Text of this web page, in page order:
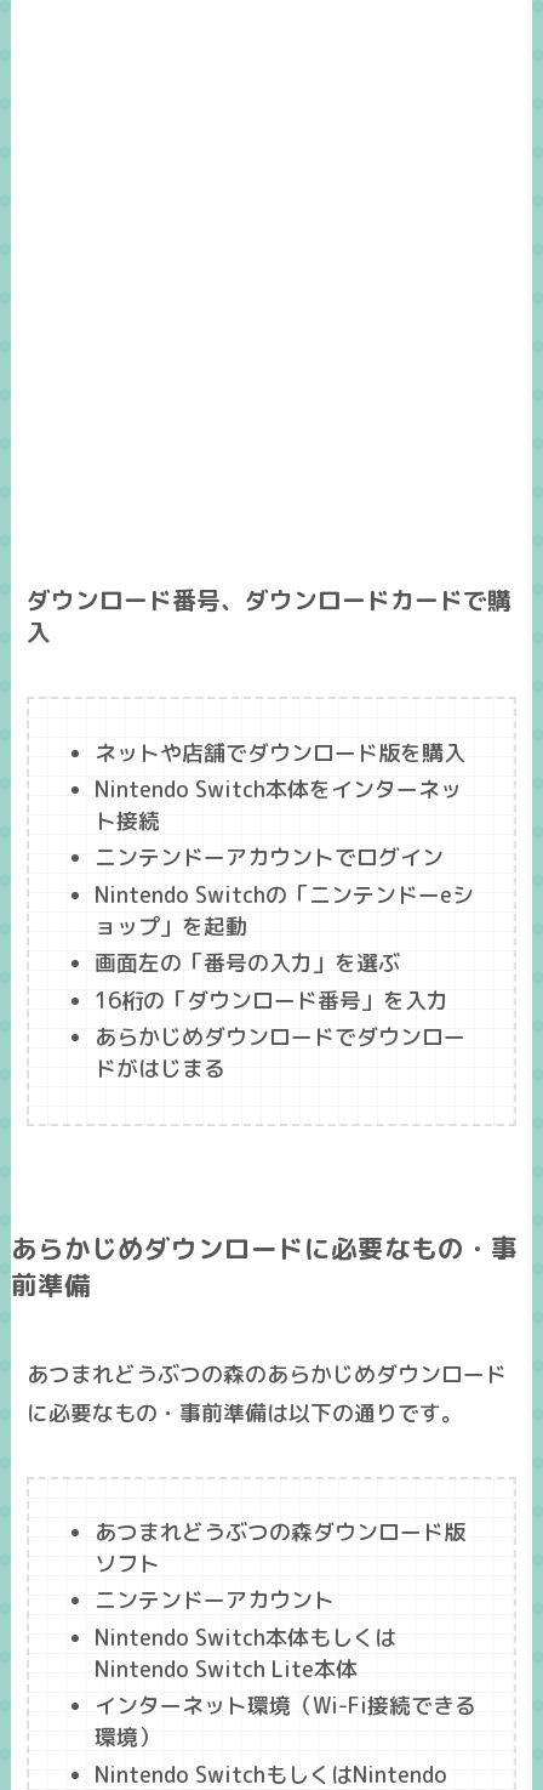
ダウンロード番号、ダウンロードカードで購
入
ネットや店舗でダウンロード版を購入
Nintendo Switch本体をインターネッ
ト接続
ニンテンドーアカウントでログイン
Nintendo Switchの「ニンテンドーeシ
ョップ」を起動
画面左の「番号の入力」を選ぶ
16桁の「ダウンロード番号」を入力
あらかじめダウンロードでダウンロー
ドがはじまる
あらかじめダウンロードに必要なもの・事
前準備
あつまれどうぶつの森のあらかじめダウンロード
に必要なもの・事前準備は以下の通りです。
あつまれどうぶつの森ダウンロード版
ソフト
ニンテンドーアカウント
Nintendo Switch本体もしくは
Nintendo Switch Lite本体
インターネット環境（Wi-Fi接続できる
環境）
Nintendo SwitchもしくはNintendo